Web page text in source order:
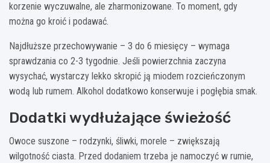
korzenie wyczuwalne, ale zharmonizowane. To moment, gdy
można go kroić i podawać.
Najdłuższe przechowywanie – 3 do 6 miesięcy – wymaga
sprawdzania co 2-3 tygodnie. Jeśli powierzchnia zaczyna
wysychać, wystarczy lekko skropić ją miodem rozcieńczonym
wodą lub rumem. Alkohol dodatkowo konserwuje i pogłębia smak.
Dodatki wydłużające świeżość
Owoce suszone – rodzynki, śliwki, morele – zwiększają
wilgotność ciasta. Przed dodaniem trzeba je namoczyć w rumie,